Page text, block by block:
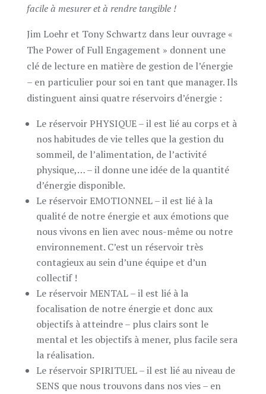
facile à mesurer et à rendre tangible !
Jim Loehr et Tony Schwartz dans leur ouvrage «
The Power of Full Engagement » donnent une
clé de lecture en matière de gestion de l’énergie
– en particulier pour soi en tant que manager. Ils
distinguent ainsi quatre réservoirs d’énergie :
Le réservoir PHYSIQUE – il est lié au corps et à
nos habitudes de vie telles que la gestion du
sommeil, de l’alimentation, de l’activité
physique,… – il donne une idée de la quantité
d’énergie disponible.
Le réservoir EMOTIONNEL – il est lié à la
qualité de notre énergie et aux émotions que
nous vivons en lien avec nous-même ou notre
environnement. C’est un réservoir très
contagieux au sein d’une équipe et d’un
collectif !
Le réservoir MENTAL – il est lié à la
focalisation de notre énergie et donc aux
objectifs à atteindre – plus clairs sont le
mental et les objectifs à mener, plus facile sera
la réalisation.
Le réservoir SPIRITUEL – il est lié au niveau de
SENS que nous trouvons dans nos vies – en